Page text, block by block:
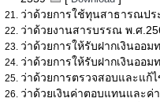
ว่าด้วยการใช้ทุนสาธารณปร
ว่าด้วยงานสารบรรณ พ.ศ
ว่าด้วยการให้รับฝากเงินออม
ว่าด้วยการให้รับฝากเงินออม
ว่าด้วยการตรวจสอบและแก้
ว่าด้วยเงินค่าตอบแทนและค่